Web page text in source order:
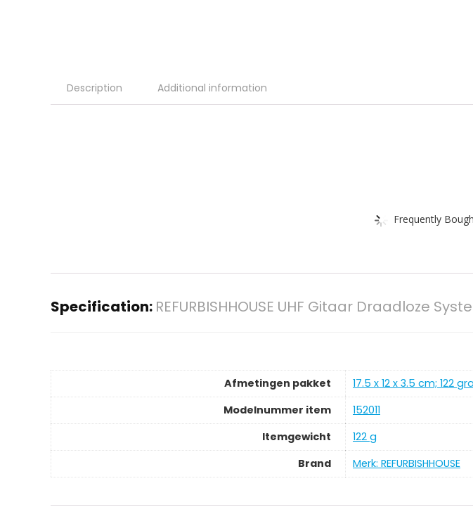
Description Additional information
Frequently
Specification: REFURBISHHOUSE UHF Gitaar Draadloze
Afmetingen pakket
‎17.5 x 12 x 3.5 cm; 122
Modelnummer item
‎152011
Itemgewicht
‎122 g
Brand
Merk: REFURBISHHOUSE